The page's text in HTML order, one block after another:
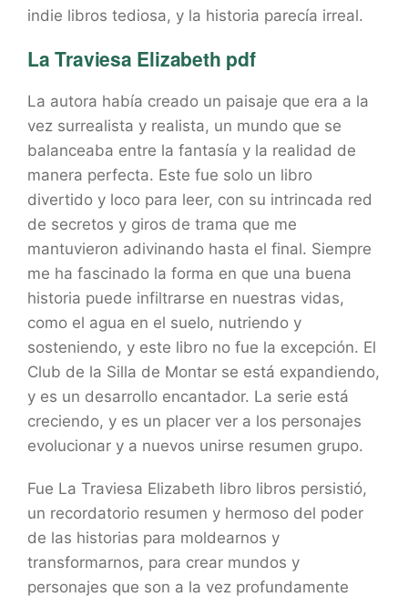
indie libros tediosa, y la historia parecía irreal.
La Traviesa Elizabeth pdf
La autora había creado un paisaje que era a la
vez surrealista y realista, un mundo que se
balanceaba entre la fantasía y la realidad de
manera perfecta. Este fue solo un libro
divertido y loco para leer, con su intrincada red
de secretos y giros de trama que me
mantuvieron adivinando hasta el final. Siempre
me ha fascinado la forma en que una buena
historia puede infiltrarse en nuestras vidas,
como el agua en el suelo, nutriendo y
sosteniendo, y este libro no fue la excepción. El
Club de la Silla de Montar se está expandiendo,
y es un desarrollo encantador. La serie está
creciendo, y es un placer ver a los personajes
evolucionar y a nuevos unirse resumen grupo.
Fue La Traviesa Elizabeth libro libros persistió,
un recordatorio resumen y hermoso del poder
de las historias para moldearnos y
transformarnos, para crear mundos y
personajes que son a la vez profundamente